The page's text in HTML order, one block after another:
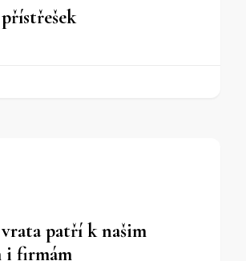
patří k našim
i firmám